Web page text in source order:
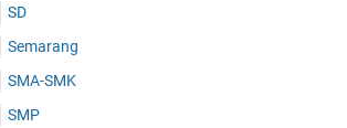
SD
Semarang
SMA-SMK
SMP